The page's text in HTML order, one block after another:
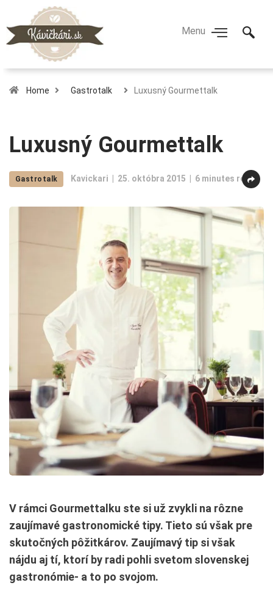
Home Gastrotalk Luxusný Gourmettalk
Luxusný Gourmettalk
Gastrotalk Kavickari 25. októbra 2015 6 minutes read
V rámci Gourmettalku ste si už zvykli na rôzne
zaujímavé gastronomické tipy. Tieto sú však pre
skutočných pôžitkárov. Zaujímavý tip si však
nájdu aj tí, ktorí by radi pohli svetom slovenskej
gastronómie- a to po svojom.